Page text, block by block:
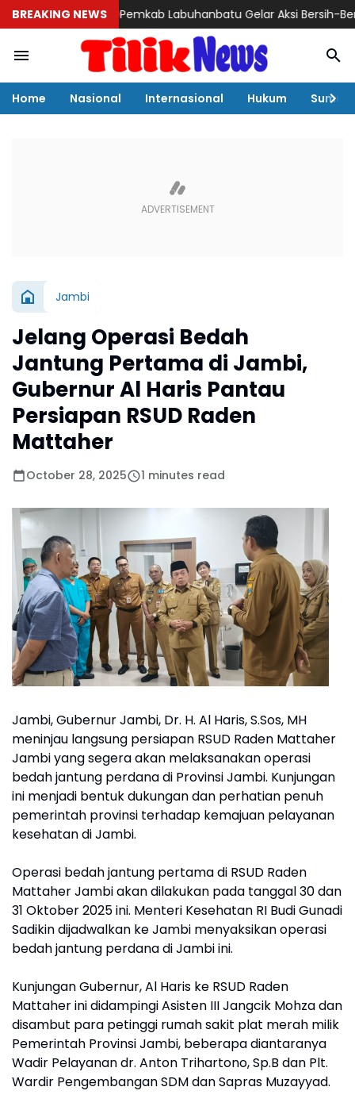
BREAKING NEWSPemkab Labuhanbatu Gelar Aksi Bersih-Bersih
Home Nasional Internasional Hukum Sumut
Jambi
Jelang Operasi Bedah
Jantung Pertama di Jambi,
Gubernur Al Haris Pantau
Persiapan RSUD Raden
Mattaher
October 28, 2025 1 minutes read
Jambi, Gubernur Jambi, Dr. H. Al Haris, S.Sos, MH
meninjau langsung persiapan RSUD Raden Mattaher
Jambi yang segera akan melaksanakan operasi
bedah jantung perdana di Provinsi Jambi. Kunjungan
ini menjadi bentuk dukungan dan perhatian penuh
pemerintah provinsi terhadap kemajuan pelayanan
kesehatan di Jambi.
Operasi bedah jantung pertama di RSUD Raden
Mattaher Jambi akan dilakukan pada tanggal 30 dan
31 Oktober 2025 ini. Menteri Kesehatan RI Budi Gunadi
Sadikin dijadwalkan ke Jambi menyaksikan operasi
bedah jantung perdana di Jambi ini.
Kunjungan Gubernur, Al Haris ke RSUD Raden
Mattaher ini didampingi Asisten III Jangcik Mohza dan
disambut para petinggi rumah sakit plat merah milik
Pemerintah Provinsi Jambi, beberapa diantaranya
Wadir Pelayanan dr. Anton Trihartono, Sp.B dan Plt.
Wardir Pengembangan SDM dan Sapras Muzayyad.